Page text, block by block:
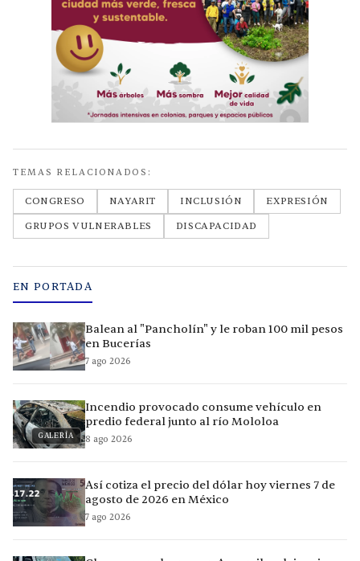
TEMAS RELACIONADOS:
CONGRESO NAYARIT INCLUSIÓN
EXPRESIÓN
GRUPOS VULNERABLES
DISCAPACIDAD
EN PORTADA
Balean al "Pancholín" y le roban 100 mil pesos
en Bucerías
7 ago 2026
GALERÍA
Incendio provocado consume vehículo en
predio federal junto al río Mololoa
8 ago 2026
Así cotiza el precio del dólar hoy viernes 7 de
agosto de 2026 en México
7 ago 2026